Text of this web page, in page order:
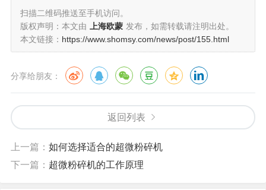
扫描二维码推送至手机访问。
版权声明：本文由
上海欧蒙 发布，如需转载请注明出处。
本文链接： https://www.shomsy.com/news/post/155.html
分享给朋友：
返回列表
上一篇： 如何选择适合的超微粉碎机
下一篇： 超微粉碎机的工作原理